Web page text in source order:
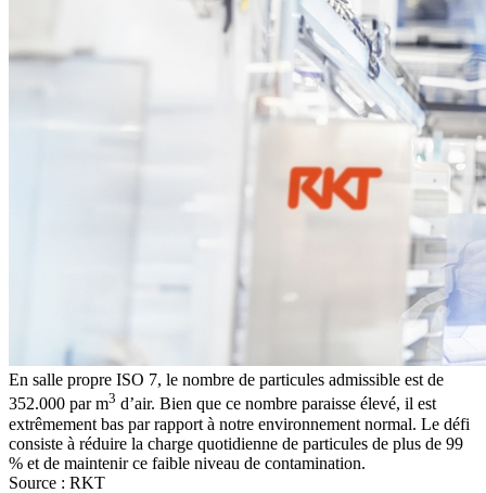
En salle propre ISO 7, le nombre de particules admissible est de
352.000 par m3 d’air. Bien que ce nombre paraisse élevé, il est
extrêmement bas par rapport à notre environnement normal. Le défi
consiste à réduire la charge quotidienne de particules de plus de 99
% et de maintenir ce faible niveau de contamination.
Source : RKT